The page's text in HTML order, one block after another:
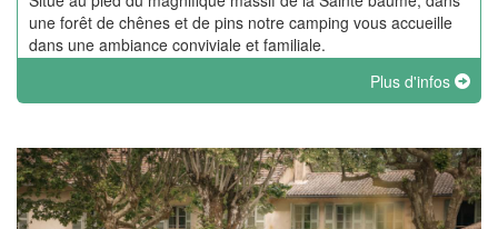
une forêt de chênes et de pins notre camping vous accueille
dans une ambiance conviviale et familiale.
Plus d'infos